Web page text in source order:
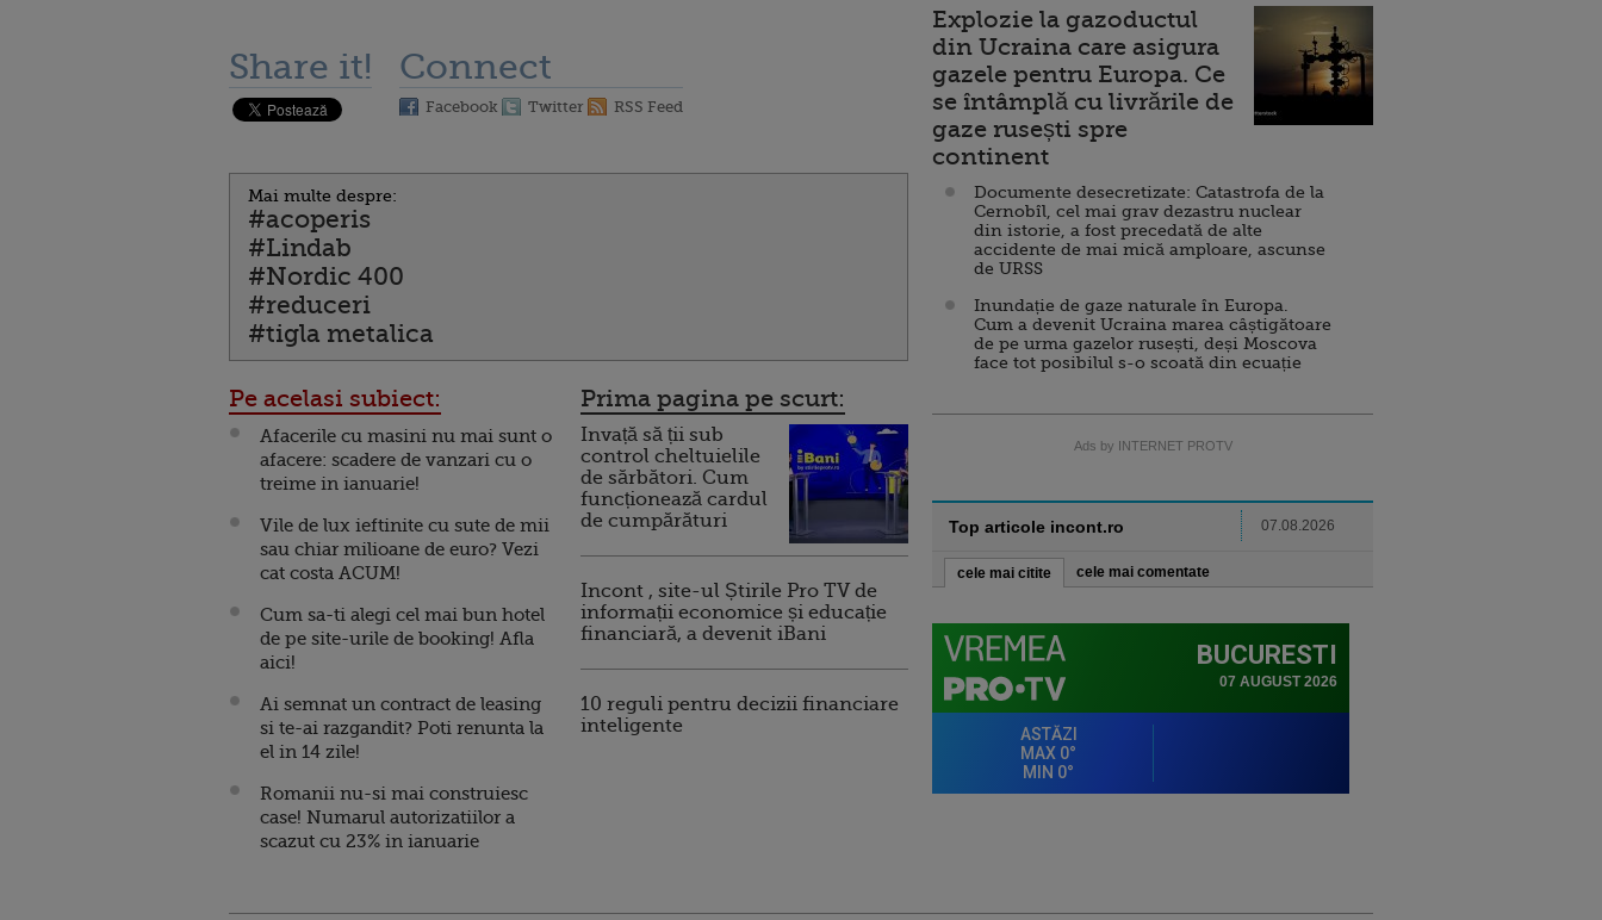
Share it! Connect
Facebook Twitter RSS Feed
Mai multe despre:
#acoperis
#Lindab
#Nordic 400
#reduceri
#tigla metalica
Pe acelasi subiect:
Afacerile cu masini nu mai sunt o
afacere: scadere de vanzari cu o
treime in ianuarie!
Vile de lux ieftinite cu sute de mii
sau chiar milioane de euro? Vezi
cat costa ACUM!
Cum sa-ti alegi cel mai bun hotel
de pe site-urile de booking! Afla
aici!
Ai semnat un contract de leasing
si te-ai razgandit? Poti renunta la
el in 14 zile!
Romanii nu-si mai construiesc
case! Numarul autorizatiilor a
scazut cu 23% in ianuarie
Prima pagina pe scurt:
Invață să ții sub
control cheltuielile
de sărbători. Cum
funcționează cardul
de cumpărături
Incont , site-ul Știrile Pro TV de
informații economice și educație
financiară, a devenit iBani
10 reguli pentru decizii financiare
inteligente
Explozie la gazoductul
din Ucraina care asigura
gazele pentru Europa. Ce
se întâmplă cu livrările de
gaze rusești spre
continent
Documente desecretizate: Catastrofa de la
Cernobîl, cel mai grav dezastru nuclear
din istorie, a fost precedată de alte
accidente de mai mică amploare, ascunse
de URSS
Inundație de gaze naturale în Europa.
Cum a devenit Ucraina marea câștigătoare
de pe urma gazelor rusești, deși Moscova
face tot posibilul s-o scoată din ecuație
Ads by INTERNET PROTV
Top articole incont.ro 07.08.2026
cele mai citite cele mai comentate